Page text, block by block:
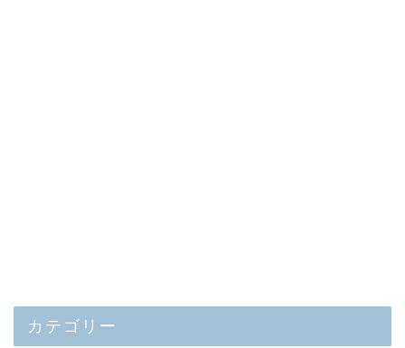
カテゴリー